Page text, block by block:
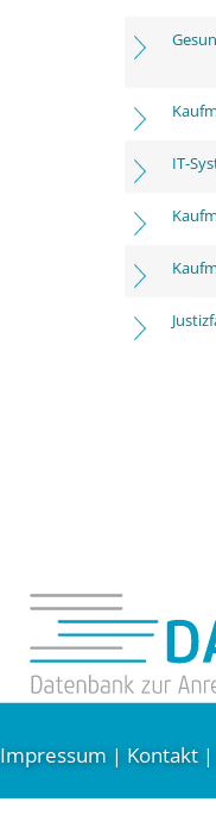
IT-
Impressum | Kontakt |